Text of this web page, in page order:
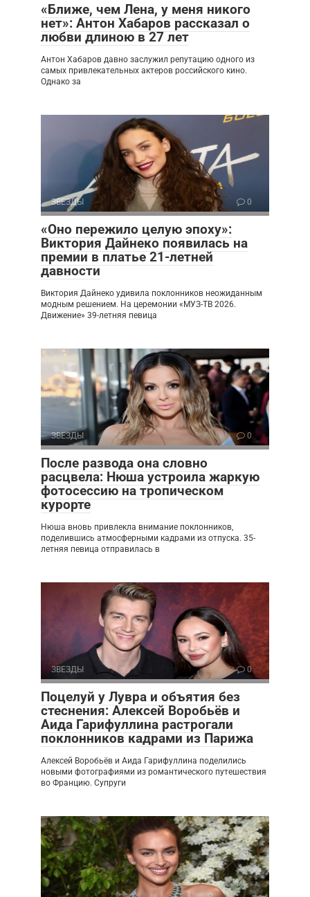
«Ближе, чем Лена, у меня никого
нет»: Антон Хабаров рассказал о
любви длиною в 27 лет
Антон Хабаров давно заслужил репутацию одного из
самых привлекательных актеров российского кино.
Однако за
ЗВЕЗДЫ 0
«Оно пережило целую эпоху»:
Виктория Дайнеко появилась на
премии в платье 21-летней
давности
Виктория Дайнеко удивила поклонников неожиданным
модным решением. На церемонии «МУЗ-ТВ 2026.
Движение» 39-летняя певица
ЗВЕЗДЫ 0
После развода она словно
расцвела: Нюша устроила жаркую
фотосессию на тропическом
курорте
Нюша вновь привлекла внимание поклонников,
поделившись атмосферными кадрами из отпуска. 35-
летняя певица отправилась в
ЗВЕЗДЫ 0
Поцелуй у Лувра и объятия без
стеснения: Алексей Воробьёв и
Аида Гарифуллина растрогали
поклонников кадрами из Парижа
Алексей Воробьёв и Аида Гарифуллина поделились
новыми фотографиями из романтического путешествия
во Францию. Супруги